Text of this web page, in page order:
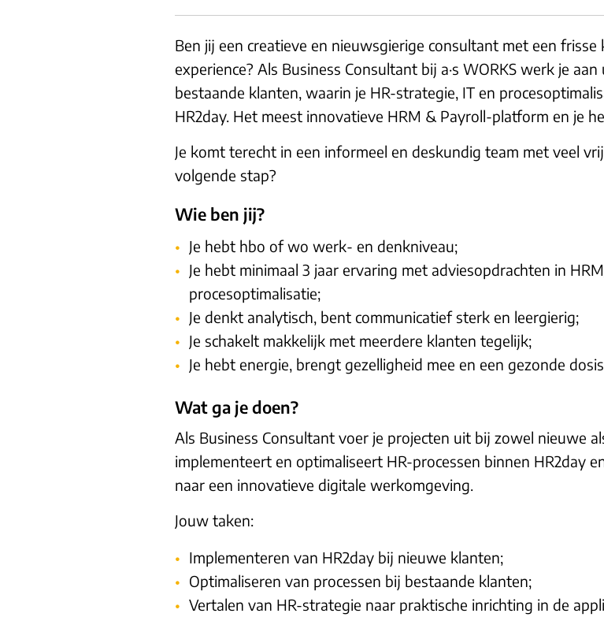
Ben jij een creatieve en nieuwsgierige consultant met een
experience? Als Business Consultant bij a·s WORKS werk je
bestaande klanten, waarin je HR-strategie, IT en
HR2day. Het meest innovatieve HRM & Payroll-platform en je
Je komt terecht in een informeel en deskundig team met veel
volgende stap?
Wie ben jij?
Je hebt hbo of wo werk- en denkniveau;
Je hebt minimaal 3 jaar ervaring met adviesopdrachten in
procesoptimalisatie;
Je denkt analytisch, bent communicatief sterk en leergierig;
Je schakelt makkelijk met meerdere klanten tegelijk;
Je hebt energie, brengt gezelligheid mee en een gezonde
Wat ga je doen?
Als Business Consultant voer je projecten uit bij zowel nieuwe
implementeert en optimaliseert HR-processen binnen HR2day
naar een innovatieve digitale werkomgeving.
Jouw taken:
Implementeren van HR2day bij nieuwe klanten;
Optimaliseren van processen bij bestaande klanten;
Vertalen van HR-strategie naar praktische inrichting in de